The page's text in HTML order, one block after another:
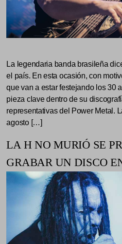
La legendaria banda brasileña
el país. En esta ocasión, con
que van a estar festejando los 30
pieza clave dentro de su
representativas del Power Metal.
agosto […]
LA H NO MURIÓ SE
GRABAR UN DISCO